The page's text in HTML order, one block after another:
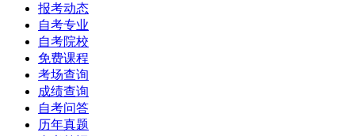
报考动态
自考专业
自考院校
免费课程
考场查询
成绩查询
自考问答
历年真题